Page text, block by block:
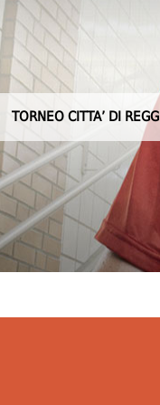
TORNEO CITTA’ DI